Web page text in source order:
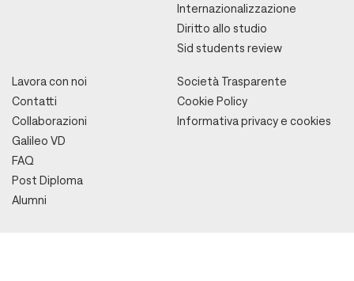
Internazionalizzazione
Diritto allo studio
Sid students review
Lavora con noi
Contatti
Collaborazioni
Galileo VD
FAQ
Post Diploma
Alumni
Società Trasparente
Cookie Policy
Informativa privacy e cookies